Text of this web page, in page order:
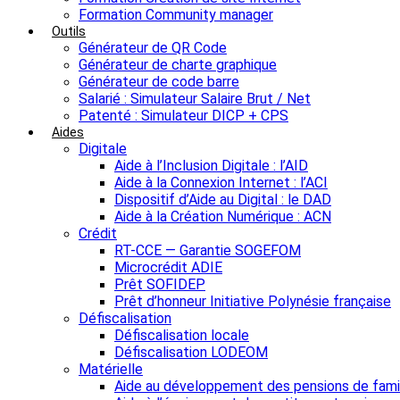
Formation Community manager
Outils
Générateur de QR Code
Générateur de charte graphique
Générateur de code barre
Salarié : Simulateur Salaire Brut / Net
Patenté : Simulateur DICP + CPS
Aides
Digitale
Aide à l’Inclusion Digitale : l’AID
Aide à la Connexion Internet : l’ACI
Dispositif d’Aide au Digital : le DAD
Aide à la Création Numérique : ACN
Crédit
RT-CCE — Garantie SOGEFOM
Microcrédit ADIE
Prêt SOFIDEP
Prêt d’honneur Initiative Polynésie française
Défiscalisation
Défiscalisation locale
Défiscalisation LODEOM
Matérielle
Aide au développement des pensions de